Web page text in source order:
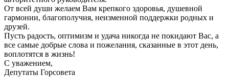
От всей души желаем Вам крепкого здоровья, душевной
гармонии, благополучия, неизменной поддержки родных и
друзей.
Пусть радость, оптимизм и удача никогда не покидают Вас, а
все самые добрые слова и пожелания, сказанные в этот день,
воплотятся в жизнь!
С уважением,
Депутаты Горсовета